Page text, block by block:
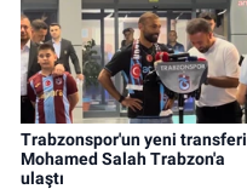
Trabzonspor'un yeni transferi
Mohamed Salah Trabzon'a
ulaştı